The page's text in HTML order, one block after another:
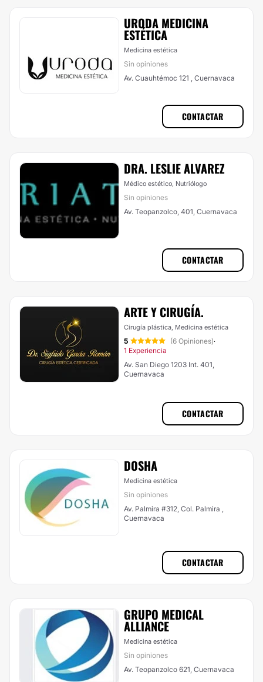
URODA MEDICINA
ESTÉTICA
Medicina estética
Sin opiniones
Av. Cuauhtémoc 121 , Cuernavaca
CONTACTAR
DRA. LESLIE ALVAREZ
Médico estético, Nutriólogo
Sin opiniones
Av. Teopanzolco, 401, Cuernavaca
CONTACTAR
ARTE Y CIRUGÍA.
Cirugía plástica, Medicina estética
5 (6 Opiniones)·
1 Experiencia
Av. San Diego 1203 Int. 401,
Cuernavaca
CONTACTAR
DOSHA
Medicina estética
Sin opiniones
Av. Palmira #312, Col. Palmira ,
Cuernavaca
CONTACTAR
GRUPO MEDICAL
ALLIANCE
Medicina estética
Sin opiniones
Av. Teopanzolco 621, Cuernavaca